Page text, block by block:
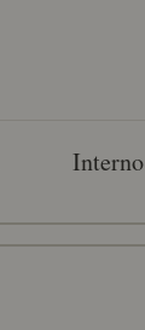
Interno